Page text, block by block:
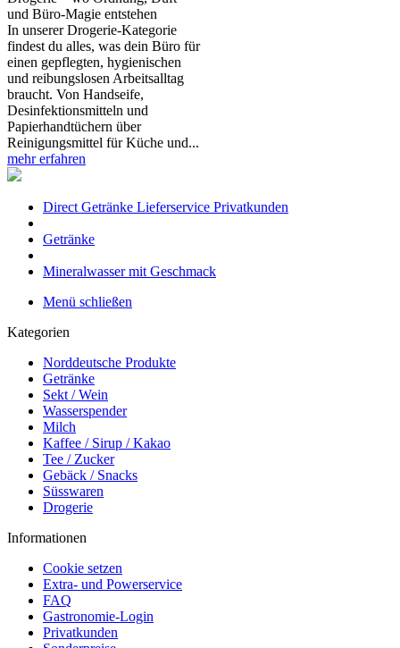
und Büro‑Magie entstehen
In unserer Drogerie‑Kategorie
findest du alles, was dein Büro für
einen gepflegten, hygienischen
und reibungslosen Arbeitsalltag
braucht. Von Handseife,
Desinfektionsmitteln und
Papierhandtüchern über
Reinigungsmittel für Küche und...
mehr erfahren
Direct Getränke Lieferservice Privatkunden
Getränke
Mineralwasser mit Geschmack
Menü schließen
Kategorien
Norddeutsche Produkte
Getränke
Sekt / Wein
Wasserspender
Milch
Kaffee / Sirup / Kakao
Tee / Zucker
Gebäck / Snacks
Süsswaren
Drogerie
Informationen
Cookie setzen
Extra- und Powerservice
FAQ
Gastronomie-Login
Privatkunden